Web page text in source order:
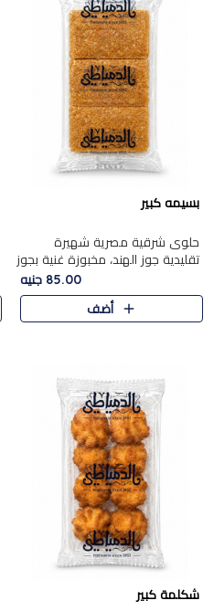
بسيمه كبير
حلوى شرقية مصرية شهيرة
تقليدية جوز الهند، مخبوزة غنية بجوز
الهند، بلمسه ذهبية وتتميز بقوامها
المرمل وطعمها اللذيذ الذي يشبه
البسبوسة. تُخبز..
85.00 جنيه
أضف
شكلمة كبير